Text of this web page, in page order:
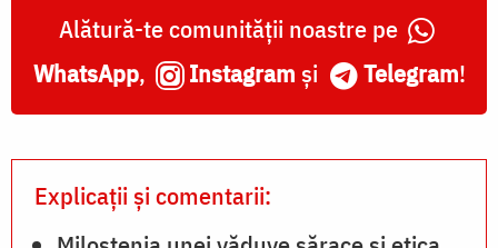
Alătură-te comunității noastre pe
WhatsApp, Instagram și Telegram!
Explicații și comentarii: